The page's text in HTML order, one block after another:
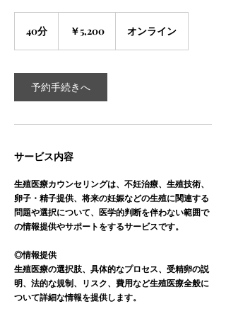
40分 ￥5,200 オンライン
予約手続きへ
サービス内容
生殖医療カウンセリングは、不妊治療、生殖技術、
卵子・精子提供、将来の妊娠などの生殖に関連する
問題や選択について、医学的判断を伴わない範囲で
の情報提供やサポートをするサービスです。
◎情報提供
生殖医療の選択肢、具体的なプロセス、受精卵の説
明、法的な規制、リスク、費用など生殖医療全般に
ついて詳細な情報を提供します。